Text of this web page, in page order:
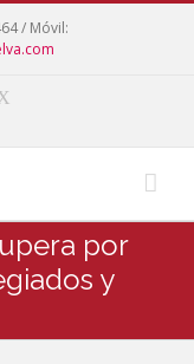
/ Móvil:
por
y